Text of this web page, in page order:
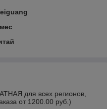
для всех регионов,
от 1200.00 руб.)